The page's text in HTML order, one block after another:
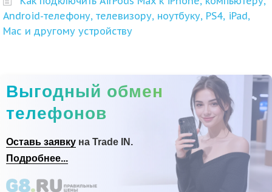
Android-телефону, телевизору, ноутбуку, PS4, iPad,
Mac и другому устройству
Выгодный обмен
телефонов
Оставь заявку на Trade IN.
Подробнее...